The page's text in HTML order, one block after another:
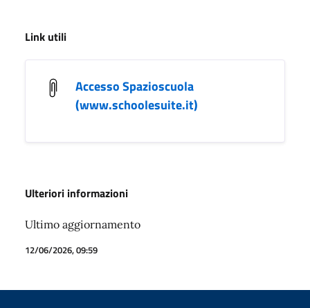
Link utili
Accesso Spazioscuola
(www.schoolesuite.it)
Ulteriori informazioni
Ultimo aggiornamento
12/06/2026, 09:59